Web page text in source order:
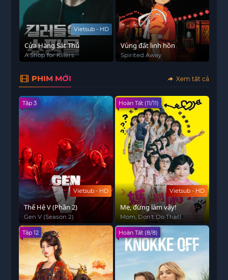
Vietsub - HD
Cửa Hàng Sát Thủ
A Shop for Killers
Vùng đất linh hồn
Spirited Away
PHIM MỚI Xem tất cả
Vietsub - HD
Tập 3
Thế Hệ V (Phần 2)
Gen V (Season 2)
Vietsub - HD
Hoàn Tất (11/11)
Mẹ, đừng làm vậy!
Mom, Don't Do That!
Tập 12 Hoàn Tất (8/8)